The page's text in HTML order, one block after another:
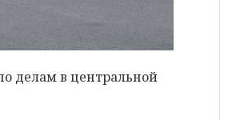
делам в центральной